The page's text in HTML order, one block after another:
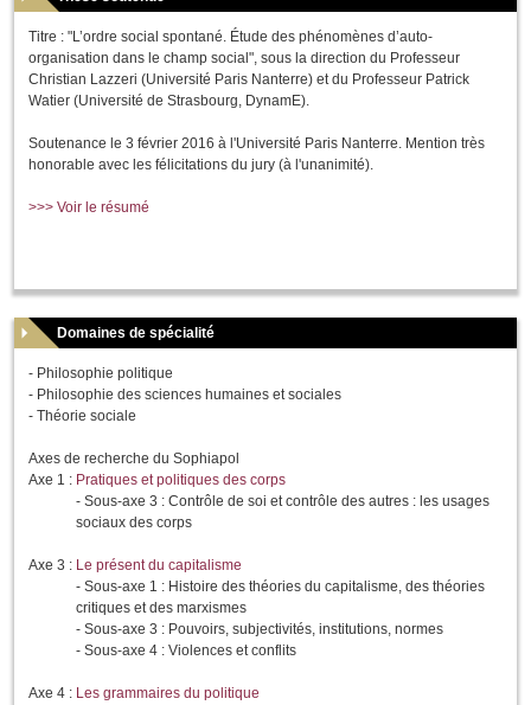
Titre : "L’ordre social spontané. Étude des phénomènes d’auto-
organisation dans le champ social", sous la direction du Professeur
Christian Lazzeri (Université Paris Nanterre) et du Professeur Patrick
Watier (Université de Strasbourg, DynamE).
Soutenance le 3 février 2016 à l'Université Paris Nanterre. Mention très
honorable avec les félicitations du jury (à l'unanimité).
>>> Voir le résumé
Domaines de spécialité
- Philosophie politique
- Philosophie des sciences humaines et sociales
- Théorie sociale
Axes de recherche du Sophiapol
Axe 1 : Pratiques et politiques des corps
- Sous-axe 3 : Contrôle de soi et contrôle des autres : les usages
sociaux des corps
Axe 3 : Le présent du capitalisme
- Sous-axe 1 : Histoire des théories du capitalisme, des théories
critiques et des marxismes
- Sous-axe 3 : Pouvoirs, subjectivités, institutions, normes
- Sous-axe 4 : Violences et conflits
Axe 4 : Les grammaires du politique